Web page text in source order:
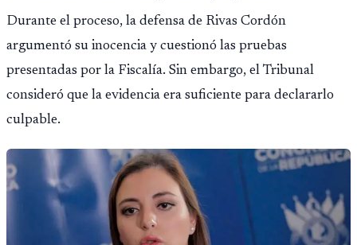
Durante el proceso, la defensa de Rivas Cordón
argumentó su inocencia y cuestionó las pruebas
presentadas por la Fiscalía. Sin embargo, el Tribunal
consideró que la evidencia era suficiente para declararlo
culpable.